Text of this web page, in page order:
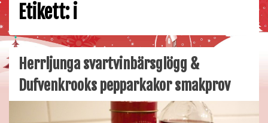
Etikett:i
Herrljunga svartvinbärsglögg &
Dufvenkrooks pepparkakor smakprov